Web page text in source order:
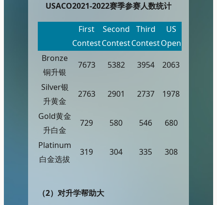
USACO2021-2022赛季参赛人数统计
First
Contest
Second
Contest
Third
Contest
US
Open
Bronze
铜升银
7673 5382 3954 2063
Silver银
升黄金
2763 2901 2737 1978
Gold黄金
升白金
729 580 546 680
Platinum
白金选拔
319 304 335 308
（2） 对升学帮助大